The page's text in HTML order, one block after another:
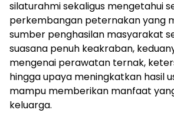
silaturahmi sekaligus mengetahui
perkembangan peternakan yang
sumber penghasilan masyarakat
suasana penuh keakraban,
mengenai perawatan ternak,
hingga upaya meningkatkan hasil
mampu memberikan manfaat
keluarga.